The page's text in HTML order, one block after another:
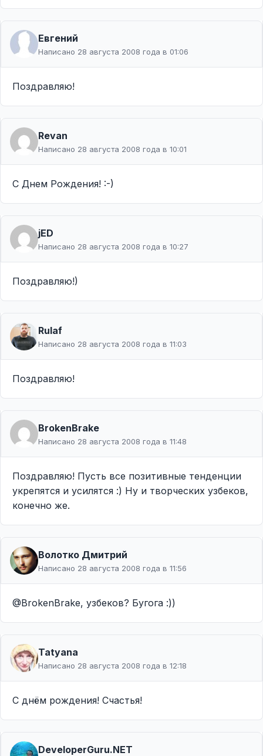
Евгений
Написано 28 августа 2008 года в 01:06
Поздравляю!
Revan
Написано 28 августа 2008 года в 10:01
С Днем Рождения! :-)
jED
Написано 28 августа 2008 года в 10:27
Поздравляю!)
Rulaf
Написано 28 августа 2008 года в 11:03
Поздравляю!
BrokenBrake
Написано 28 августа 2008 года в 11:48
Поздравляю! Пусть все позитивные тенденции
укрепятся и усилятся :) Ну и творческих узбеков,
конечно же.
Волотко Дмитрий
Написано 28 августа 2008 года в 11:56
@BrokenBrake, узбеков? Бугога :))
Tatyana
Написано 28 августа 2008 года в 12:18
С днём рождения! Счастья!
DeveloperGuru.NET